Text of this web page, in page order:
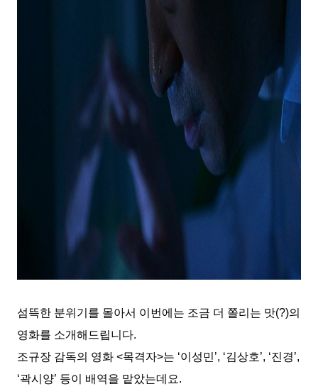
섬뜩한 분위기를 몰아서 이번에는 조금 더 쫄리는 맛(?)의
영화를 소개해드립니다.
조규장 감독의 영화 <목격자>는 ‘이성민’, ‘김상호’, ‘진경’,
‘곽시양’ 등이 배역을 맡았는데요.